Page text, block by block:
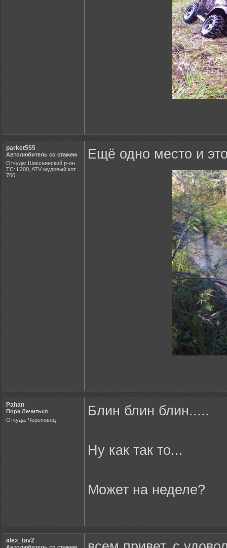
parket555
Автолюбитель со стажем
Откуда: Шекснинский р-он
ТС: L200, ATV мудовый кот
700
Ещё одно место и
Pahan
Пора Лечиться
Откуда: Череповец
Блин блин блин.....
Ну как так то...
Может на неделе?
alex_tav2